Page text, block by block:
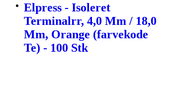
Elpress - Isoleret
Terminalrr, 4,0 Mm / 18,0
Mm, Orange (farvekode
Te) - 100 Stk